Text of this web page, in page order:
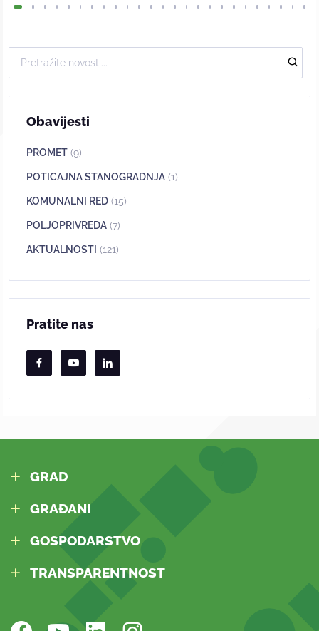
Obavijesti
PROMET (9)
POTICAJNA STANOGRADNJA (1)
KOMUNALNI RED (15)
POLJOPRIVREDA (7)
AKTUALNOSTI (121)
Pratite nas
GRAD
GRAĐANI
GOSPODARSTVO
TRANSPARENTNOST